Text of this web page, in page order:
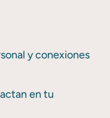
y conexiones
en tu